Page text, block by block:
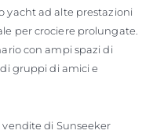
yacht ad alte prestazioni
per crociere prolungate.
con ampi spazi di
gruppi di amici e
di Sunseeker